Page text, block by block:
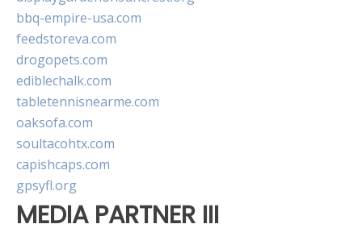
bbq-empire-usa.com
feedstoreva.com
drogopets.com
ediblechalk.com
tabletennisnearme.com
oaksofa.com
soultacohtx.com
capishcaps.com
gpsyfl.org
MEDIA PARTNER III